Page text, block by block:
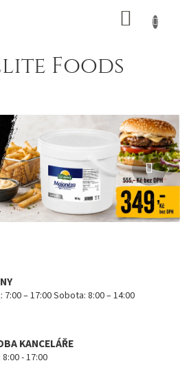
– 17:00 Sobota: 8:00 – 14:00
KANCELÁŘE
- 17:00